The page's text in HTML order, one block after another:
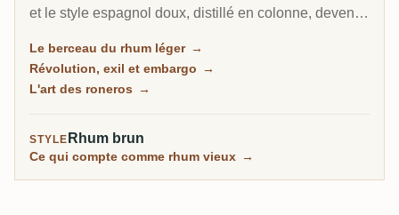
et le style espagnol doux, distillé en colonne, devenu
son rhum est entièrement géré par l'État et exclu des
États-Unis, et pourtant Havana Club figure parmi les
Le berceau du rhum léger →
Révolution, exil et embargo →
L'art des roneros →
STYLE Rhum brun
Ce qui compte comme rhum vieux →